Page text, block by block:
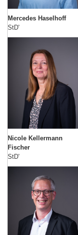
Mercedes Haselhoff
StD'
Nicole Kellermann
Fischer
StD'